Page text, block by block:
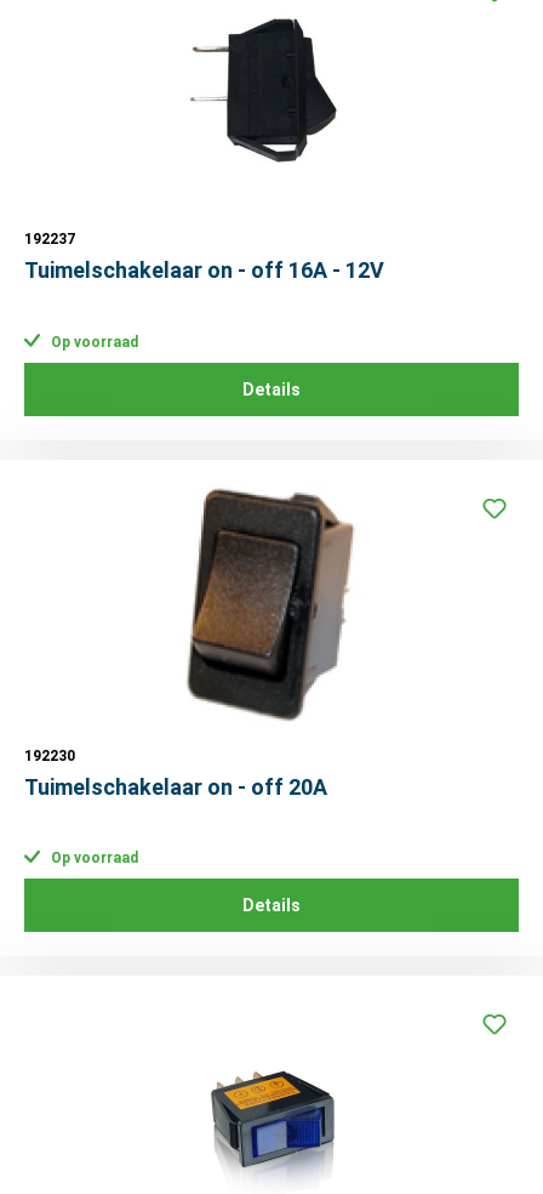
192237
Tuimelschakelaar on - off 16A - 12V
Op voorraad
Details
192230
Tuimelschakelaar on - off 20A
Op voorraad
Details